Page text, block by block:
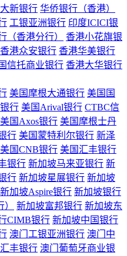
新银行 华侨银行（香港）
工银亚洲银行 印度ICICI银
（香港分行）
香港小花旗银
香港众安银行 香港华美银行
信托商业银行 香港大华银行
美国摩根大通银行 美国国
行 美国Arival银行 CTBC信
美国Axos银行 美国摩根士丹
行 美国蒙特利尔银行 新泽
美国CNB银行 美国汇丰银行
银行 新加坡马来亚银行 新
行 新加坡星展银行 新加坡
新加坡Aspire银行 新加坡银行
新加坡富邦银行 新加坡东
CIMB银行 新加坡中国银行
澳门工银亚洲银行 澳门中
丰银行 澳门葡萄牙商业银